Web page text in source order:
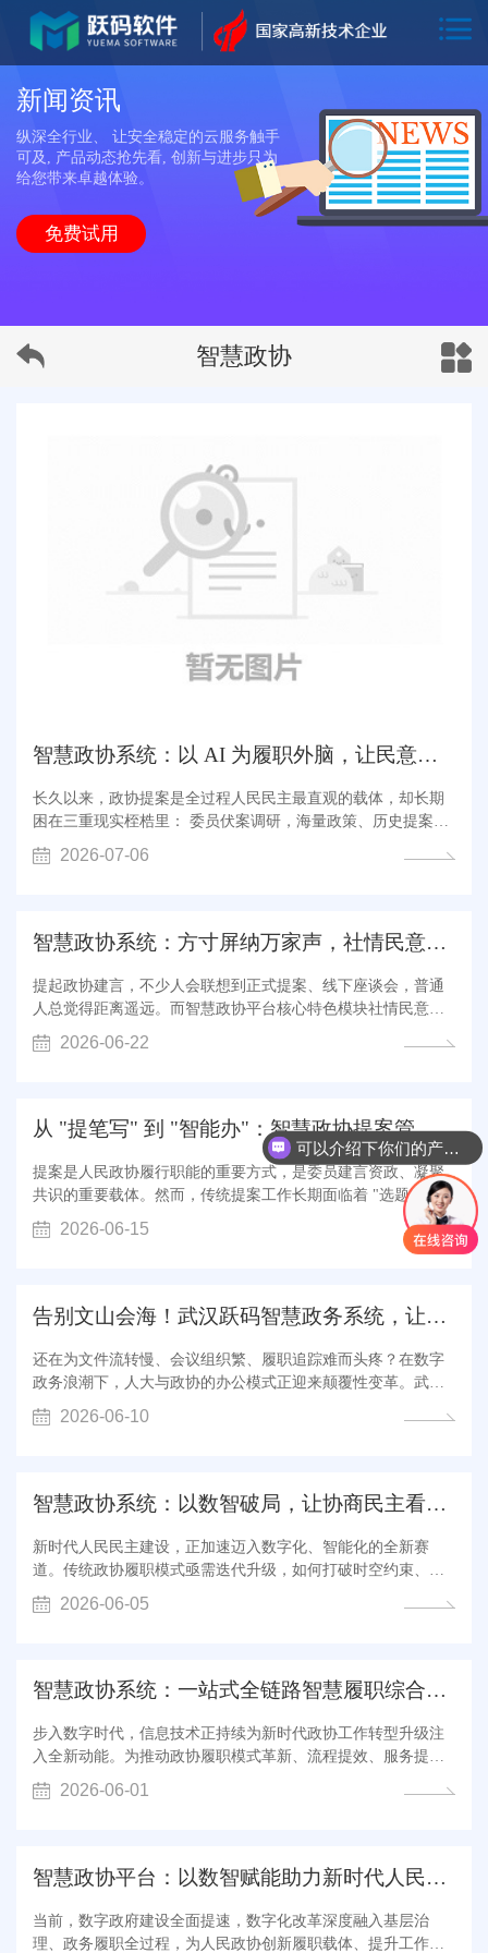
新闻资讯
纵深全行业、 让安全稳定的云服务触手
可及, 产品动态抢先看, 创新与进步只为
给您带来卓越体验。
免费试用
智慧政协
智慧政协系统：以 AI 为履职外脑，让民意建言落地有声
长久以来，政协提案是全过程人民民主最直观的载体，却长期
困在三重现实桎梏里： 委员伏案调研，海量政策、历史提案、
民生数据散落在各处，翻资料、找论据耗费数天，选题易重
复、论证缺数据、建议空泛难落地； 提案机关人工初审、查
2026-07-06
智慧政协系统：方寸屏纳万家声，社情民意打通民意直达...
提起政协建言，不少人会联想到正式提案、线下座谈会，普通
人总觉得距离遥远。而智慧政协平台核心特色模块社情民意，
跳出传统履职的门槛限制，摒弃线下跑腿、层层上报的老旧模
式，把倾听民生、汇集民意、督办解难的窗口搬到手机、电脑
2026-06-22
从 "提笔写" 到 "智能办"：智慧政协提案管理系统的革新...
提案是人民政协履行职能的重要方式，是委员建言资政、凝聚
共识的重要载体。然而，传统提案工作长期面临着 "选题难重
复、撰写缺支撑、办理周期长、跟踪不及时" 等痛点。随着智慧
政协建设的深入推进，一套覆盖提案 "提出 - 审查 - 交办 - 办理
2026-06-15
告别文山会海！武汉跃码智慧政务系统，让人大政协办公...
还在为文件流转慢、会议组织繁、履职追踪难而头疼？在数字
政务浪潮下，人大与政协的办公模式正迎来颠覆性变革。武汉
跃码深耕智慧政务领域，以智慧人大 + 智慧政协双轮驱动，用
数字化力量打破传统办公壁垒，让政务办公从 繁琐低效 迈向
2026-06-10
智慧政协系统：以数智破局，让协商民主看得见、摸得着
新时代人民民主建设，正加速迈入数字化、智能化的全新赛
道。传统政协履职模式亟需迭代升级，如何打破时空约束、打
通民意壁垒、打通数据孤岛、提升协商实效，成为政协工作高
质量发展的核心课题。智慧政协系统紧扣新时代政协履职使
2026-06-05
智慧政协系统：一站式全链路智慧履职综合平台
步入数字时代，信息技术正持续为新时代政协工作转型升级注
入全新动能。为推动政协履职模式革新、流程提效、服务提
质，智慧政协系统应运而生。平台紧扣政治协商、民主监督、
参政议政三大核心职能，融合大数据、人工智能、移动互联等
2026-06-01
智慧政协平台：以数智赋能助力新时代人民政协工作高质...
当前，数字政府建设全面提速，数字化改革深度融入基层治
理、政务履职全过程，为人民政协创新履职载体、提升工作质
可以介绍下你们的产品么